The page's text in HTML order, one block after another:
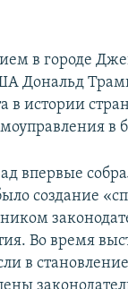
в городе
Дональд
в истории
впервые
создание
Во время
в